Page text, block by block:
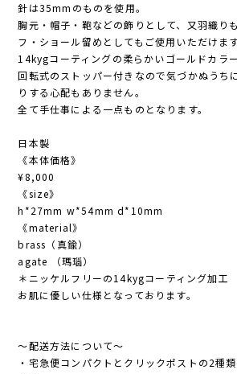
針は35mmのものを使用。
胸元・帽子・鞄などの飾りとして、又羽織り
フ・ショール留めとしてもご使用いただけます
14kygコーティングの柔らかいゴールドカラー
回転式のストッパー付きなので気づかぬうち
りする心配もありません。
全て手仕事による一点ものとなります。
日本製
《本体価格》
¥8,000
《size》
h*27mm w*54mm d*10mm
《material》
brass（真鍮）
agate （瑪瑙）
＊ニッケルフリーの14kygコーティング加工
お肌に優しい仕様となっております。
〜配送方法について〜
・宅急便コンパクトとクリックポストの2種